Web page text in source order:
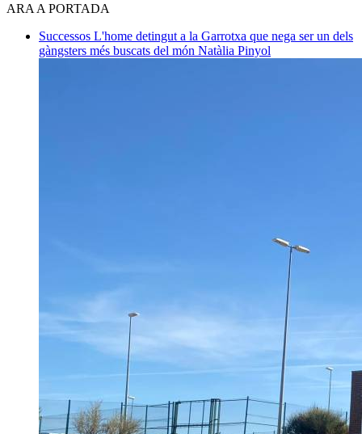
ARA A PORTADA
Successos L'home detingut a la Garrotxa que nega ser un dels
gàngsters més buscats del món Natàlia Pinyol